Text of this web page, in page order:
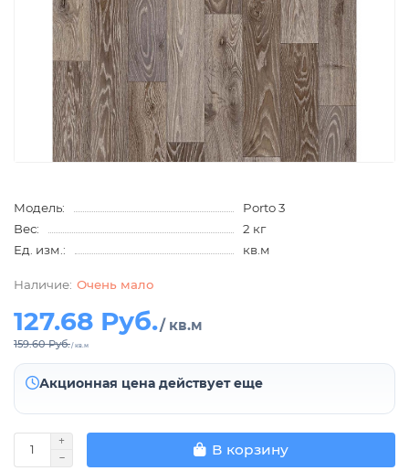
Модель:
Porto 3
Вес:
2 кг
Ед. изм.:
кв.м
Очень мало
127.68 Руб./ кв.м
159.60 Руб./ кв.м
Акционная цена действует еще
В корзину